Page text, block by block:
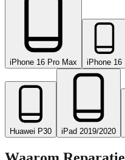
iPhone 16 Pro Max iPhone 16
Huawei P30 iPad 2019/2020